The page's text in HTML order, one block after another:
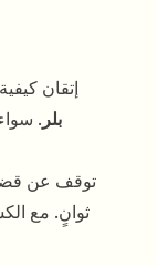
إتقان
بلر .
توقف عن
ثوانٍ. مع